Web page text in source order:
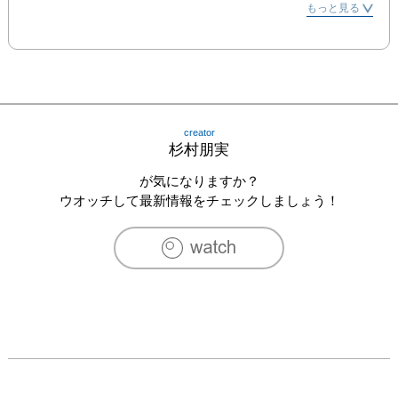
2017　「草原展」 ギャラリーkingyo
もっと見る
creator
杉村朋実
が気になりますか？
ウオッチして最新情報をチェックしましょう！